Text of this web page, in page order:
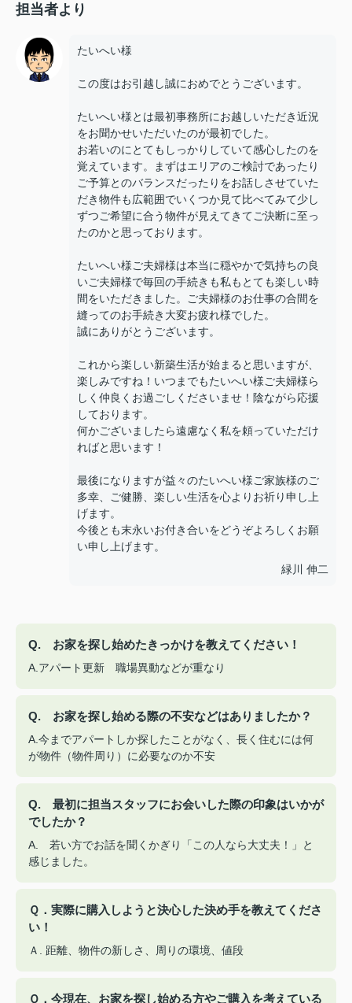
担当者より
たいへい様
この度はお引越し誠におめでとうございます。
たいへい様とは最初事務所にお越しいただき近況
をお聞かせいただいたのが最初でした。
お若いのにとてもしっかりしていて感心したのを
覚えています。まずはエリアのご検討であったり
ご予算とのバランスだったりをお話しさせていた
だき物件も広範囲でいくつか見て比べてみて少し
ずつご希望に合う物件が見えてきてご決断に至っ
たのかと思っております。
たいへい様ご夫婦様は本当に穏やかで気持ちの良
いご夫婦様で毎回の手続きも私もとても楽しい時
間をいただきました。ご夫婦様のお仕事の合間を
縫ってのお手続き大変お疲れ様でした。
誠にありがとうございます。
これから楽しい新築生活が始まると思いますが、
楽しみですね！いつまでもたいへい様ご夫婦様ら
しく仲良くお過ごしくださいませ！陰ながら応援
しております。
何かございましたら遠慮なく私を頼っていただけ
ればと思います！
最後になりますが益々のたいへい様ご家族様のご
多幸、ご健勝、楽しい生活を心よりお祈り申し上
げます。
今後とも末永いお付き合いをどうぞよろしくお願
い申し上げます。
緑川 伸二
Q. お家を探し始めたきっかけを教えてください！
A.アパート更新 職場異動などが重なり
Q. お家を探し始める際の不安などはありましたか？
A.今までアパートしか探したことがなく、長く住むには何
が物件（物件周り）に必要なのか不安
Q. 最初に担当スタッフにお会いした際の印象はいかが
でしたか？
A. 若い方でお話を聞くかぎり「この人なら大丈夫！」と
感じました。
Ｑ．実際に購入しようと決心した決め手を教えてくださ
い！
Ａ. 距離、物件の新しさ、周りの環境、値段
Ｑ．今現在、お家を探し始める方やご購入を考えている